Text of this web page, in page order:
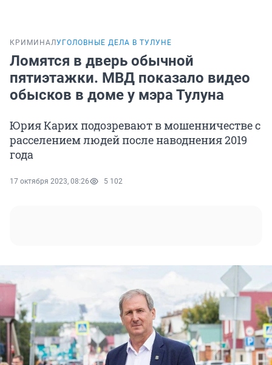
КРИМИНАЛУГОЛОВНЫЕ ДЕЛА В ТУЛУНЕ
Ломятся в дверь обычной
пятиэтажки. МВД показало видео
обысков в доме у мэра Тулуна
Юрия Карих подозревают в мошенничестве с
расселением людей после наводнения 2019
года
17 октября 2023, 08:26 5 102